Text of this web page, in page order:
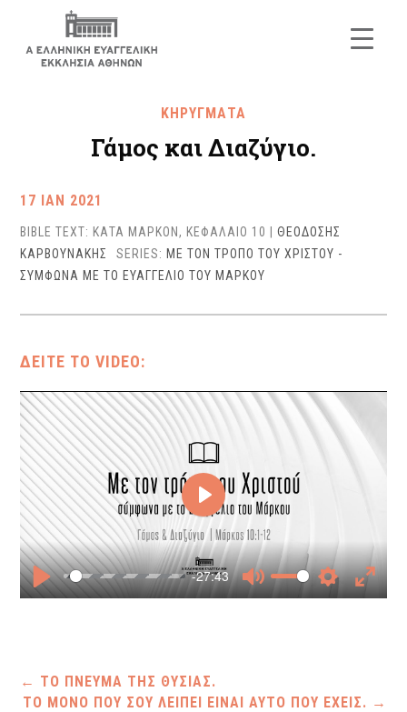
ΚΗΡΥΓΜΑΤΑ
Γάμος και Διαζύγιο.
17 ΙΑΝ 2021
BIBLE TEXT: ΚΑΤΑ ΜΑΡΚΟΝ, ΚΕΦΑΛΑΙΟ 10 |ΘΕΟΔΟΣΗΣ
ΚΑΡΒΟΥΝΑΚΗΣ
SERIES: ΜΕ ΤΟΝ ΤΡΟΠΟ ΤΟΥ ΧΡΙΣΤΟΥ -
ΣΥΜΦΩΝΑ ΜΕ ΤΟ ΕΥΑΓΓΕΛΙΟ ΤΟΥ ΜΑΡΚΟΥ
Play
-27:43
Mute
SettingsEnter
Play
← ΤΟ ΠΝΕΥΜΑ ΤΗΣ ΘΥΣΙΑΣ.
ΤΟ ΜΟΝΟ ΠΟΥ ΣΟΥ ΛΕΙΠΕΙ ΕΙΝΑΙ ΑΥΤΟ ΠΟΥ ΕΧΕΙΣ. →